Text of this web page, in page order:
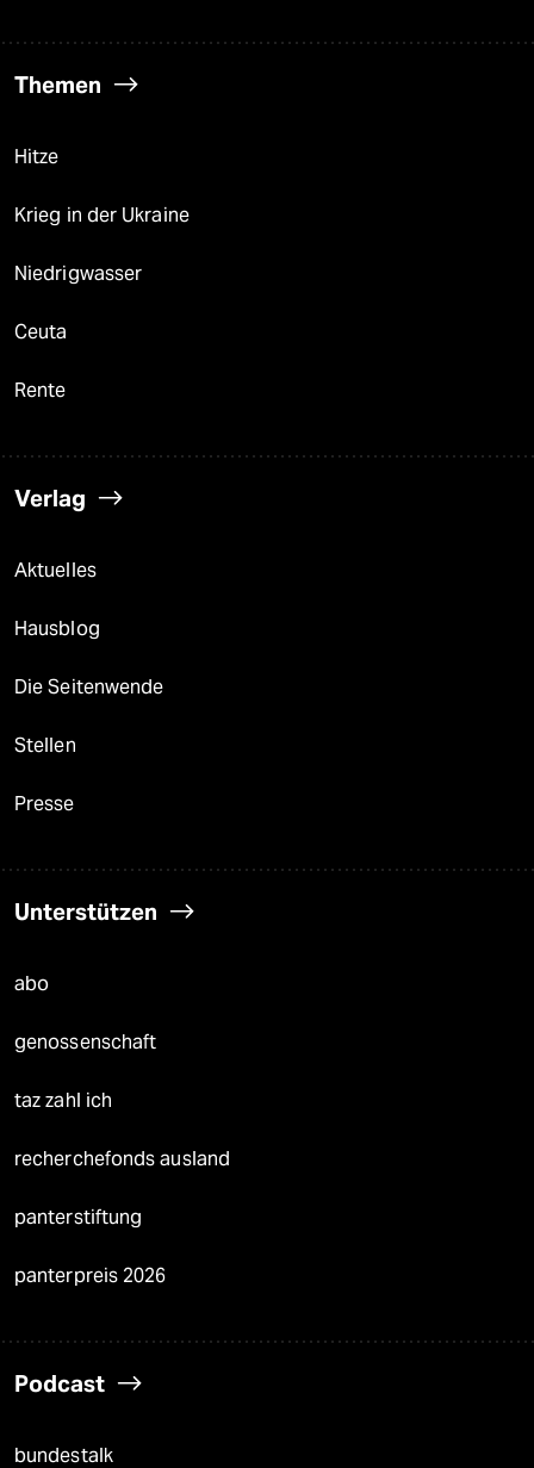
Themen
Hitze
Krieg in der Ukraine
Niedrigwasser
Ceuta
Rente
Verlag
Aktuelles
Hausblog
Die Seitenwende
Stellen
Presse
Unterstützen
abo
genossenschaft
taz zahl ich
recherchefonds ausland
panterstiftung
panterpreis 2026
Podcast
bundestalk